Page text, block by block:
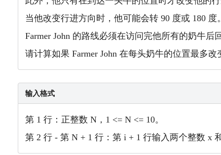
当他改变行进方向时，他可能会转 90 度或 180
Farmer John 的路线必须在访问完他所有的奶牛后
请计算如果 Farmer John 在每头奶牛的位置最多
输入格式
第 1 行：正整数 N，1 <= N <= 10。
第 2 行 - 第 N + 1 行：第 i + 1 行输入两个整数 x